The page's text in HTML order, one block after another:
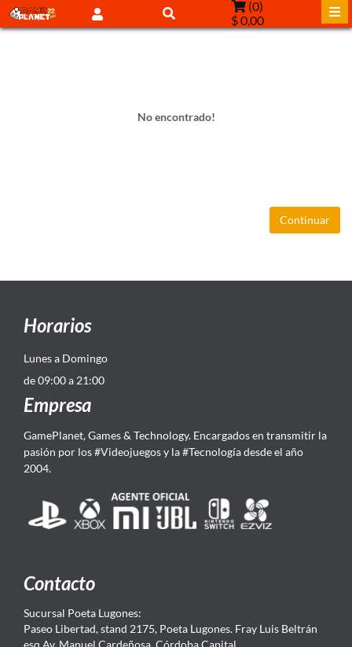
(0)
$ 0,00
No encontrado!
Continuar
Horarios
Lunes a Domingo
de 09:00 a 21:00
Empresa
GamePlanet, Games & Technology. Encargados en transmitir la
pasión por los #Videojuegos y la #Tecnología desde el año
2004.
Contacto
Sucursal Poeta Lugones:
Paseo Libertad, stand 2175, Poeta Lugones. Fray Luis Beltrán